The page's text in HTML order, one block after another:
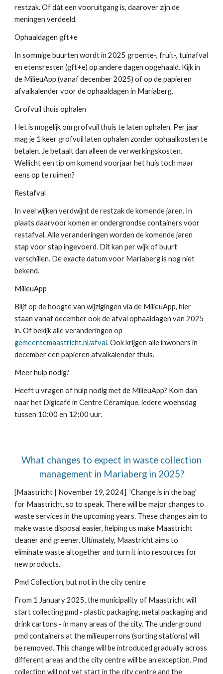
restzak. Of dát een vooruitgang is, daarover zijn de
meningen verdeeld.
Ophaaldagen gft+e
In sommige buurten wordt in 2025 groente-, fruit-, tuinafval
en etensresten (gft+e) op andere dagen opgehaald. Kijk in
de MilieuApp (vanaf december 2025) of op de papieren
afvalkalender voor de ophaaldagen in Mariaberg.
Grofvuil thuis ophalen
Het is mogelijk om grofvuil thuis te laten ophalen. Per jaar
mag je 1 keer grofvuil laten ophalen zonder ophaalkosten te
betalen. Je betaalt dan alleen de verwerkingskosten.
Wellicht een tip om komend voorjaar het huis toch maar
eens op te ruimen?
Restafval
In veel wijken verdwijnt de restzak de komende jaren. In
plaats daarvoor komen er ondergrondse containers voor
restafval. Alle veranderingen worden de komende jaren
stap voor stap ingevoerd. Dit kan per wijk of buurt
verschillen. De exacte datum voor Mariaberg is nog niet
bekend.
MilieuApp
Blijf op de hoogte van wijzigingen via de MilieuApp, hier
staan vanaf december ook de afval ophaaldagen van 2025
in. Of bekijk alle veranderingen op
gemeentemaastricht.nl/afval. Ook krijgen alle inwoners in
december een papieren afvalkalender thuis.
Meer hulp nodig?
Heeft u vragen of hulp nodig met de MilieuApp? Kom dan
naar het Digicafé in Centre Céramique, iedere woensdag
tussen 10:00 en 12:00 uur.
What changes to expect in waste collection
management in Mariaberg in 2025?
[Maastricht | November 19, 2024]'Change is in the bag'
for Maastricht, so to speak. There will be major changes to
waste services in the upcoming years. These changes aim to
make waste disposal easier, helping us make Maastricht
cleaner and greener. Ultimately, Maastricht aims to
eliminate waste altogether and turn it into resources for
new products.
Pmd Collection, but not in the city centre
From 1 January 2025, the municipality of Maastricht will
start collecting pmd - plastic packaging, metal packaging and
drink cartons - in many areas of the city. The underground
pmd containers at the milieuperrons (sorting stations) will
be removed. This change will be introduced gradually across
different areas and the city centre will be an exception. Pmd
collection will not yet start in the city centre and the